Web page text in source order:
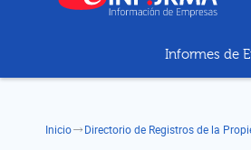
Informes de
Inicio Directorio de Registros de la